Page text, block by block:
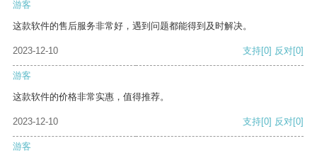
游客
这款软件的售后服务非常好，遇到问题都能得到及时解决。
2023-12-10 支持[0] 反对[0]
游客
这款软件的价格非常实惠，值得推荐。
2023-12-10 支持[0] 反对[0]
游客